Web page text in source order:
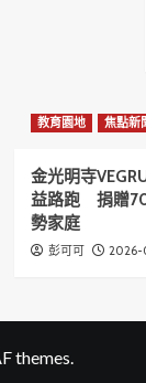
教育園地 焦點新
金光明寺
益路跑 捐贈
勢家庭
彭可可 2026-
themes.